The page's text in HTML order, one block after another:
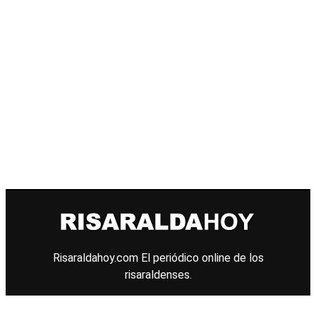
Risaraldahoy.com El periódico online de los
risaraldenses.